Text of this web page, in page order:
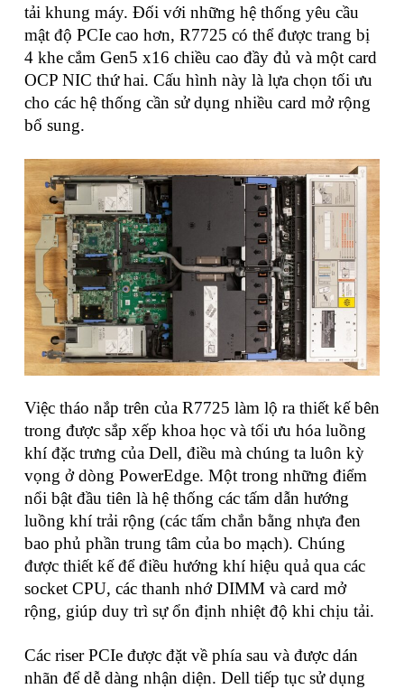
tải khung máy. Đối với những hệ thống yêu cầu
mật độ PCIe cao hơn, R7725 có thể được trang bị
4 khe cắm Gen5 x16 chiều cao đầy đủ và một card
OCP NIC thứ hai. Cấu hình này là lựa chọn tối ưu
cho các hệ thống cần sử dụng nhiều card mở rộng
bổ sung.
Việc tháo nắp trên của R7725 làm lộ ra thiết kế bên
trong được sắp xếp khoa học và tối ưu hóa luồng
khí đặc trưng của Dell, điều mà chúng ta luôn kỳ
vọng ở dòng PowerEdge. Một trong những điểm
nổi bật đầu tiên là hệ thống các tấm dẫn hướng
luồng khí trải rộng (các tấm chắn bằng nhựa đen
bao phủ phần trung tâm của bo mạch). Chúng
được thiết kế để điều hướng khí hiệu quả qua các
socket CPU, các thanh nhớ DIMM và card mở
rộng, giúp duy trì sự ổn định nhiệt độ khi chịu tải.
Các riser PCIe được đặt về phía sau và được dán
nhãn để dễ dàng nhận diện. Dell tiếp tục sử dụng